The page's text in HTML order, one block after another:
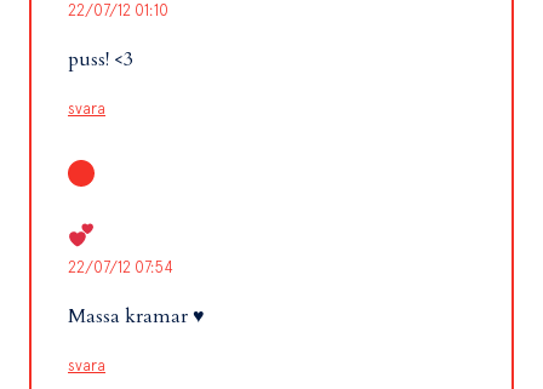
22/07/12 01:10
puss! <3
svara
22/07/12 07:54
Massa kramar ♥️
svara